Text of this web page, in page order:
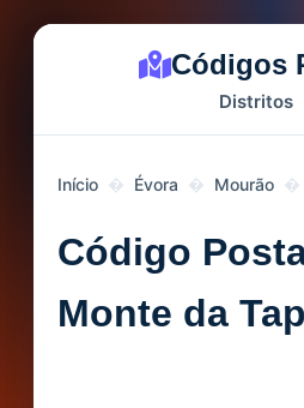
Códigos
Distritos
Início Évora Mourão
Código
Monte da